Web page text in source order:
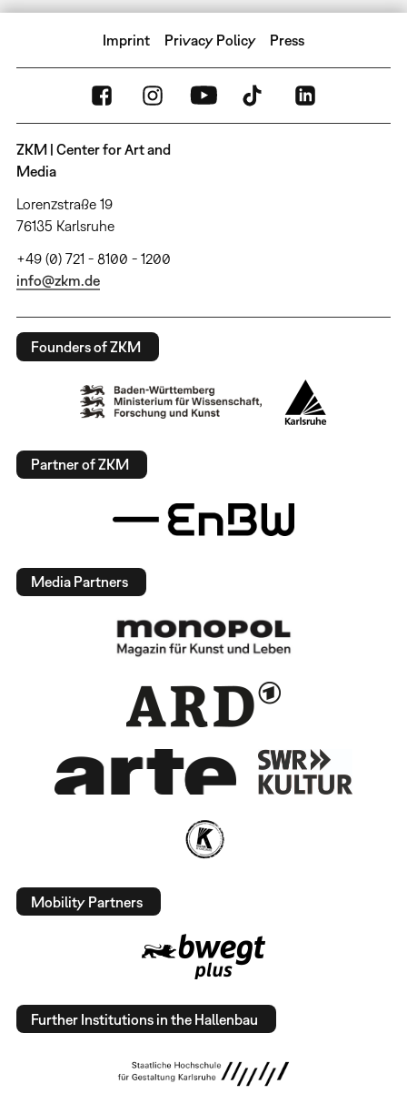
Imprint Privacy Policy Press
ZKM | Center for Art and
Media
Lorenzstraße 19
76135 Karlsruhe
+49 (0) 721 - 8100 - 1200
info@zkm.de
Founders of ZKM
Partner of ZKM
Media Partners
Mobility Partners
Further Institutions in the Hallenbau